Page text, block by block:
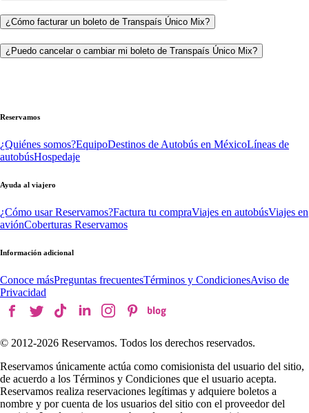
¿Cómo facturar un boleto de Transpaís Único Mix?
¿Puedo cancelar o cambiar mi boleto de Transpaís Único Mix?
Reservamos
¿Quiénes somos?EquipoDestinos de Autobús en MéxicoLíneas de
autobúsHospedaje
Ayuda al viajero
¿Cómo usar Reservamos?Factura tu compraViajes en autobúsViajes en
aviónCoberturas Reservamos
Información adicional
Conoce másPreguntas frecuentesTérminos y CondicionesAviso de
Privacidad
© 2012-2026 Reservamos. Todos los derechos reservados.
Reservamos únicamente actúa como comisionista del usuario del sitio,
de acuerdo a los Términos y Condiciones que el usuario acepta.
Reservamos realiza reservaciones legítimas y adquiere boletos a
nombre y por cuenta de los usuarios del sitio con el proveedor del